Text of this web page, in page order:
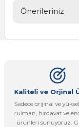
Önerileriniz
Görüş ve
Ürün resmi
Ürün
Ürün bilgilerinde
Kaliteli ve Orjinal
Sadece orijinal ve
rulman, hırdavat ve
ürünleri sunuyoruz.